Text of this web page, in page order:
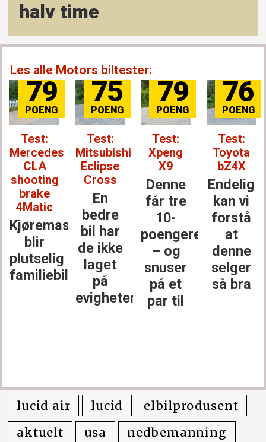
halv time
Les alle Motors biltester:
79
Test:
Mercedes
CLA
shooting
brake
4Matic
Kjøremaskinen
blir
plutselig
familiebil
75
Test:
Mitsubishi
Eclipse
Cross
En
bedre
bil har
de ikke
laget
på
evigheter
79
Test:
Xpeng
X9
Denne
får tre
10-
poengere
– og
snuser
på et
par til
76
Test:
Toyota
bZ4X
Endelig
kan vi
forstå
at
denne
selger
så bra
lucid air lucid
elbilprodusent
aktuelt
usa
nedbemanning